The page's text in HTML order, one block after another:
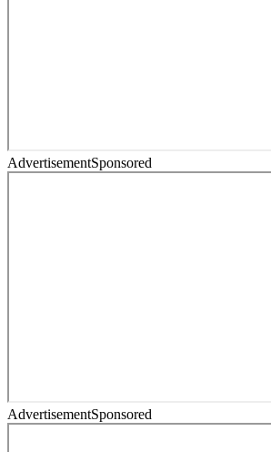
AdvertisementSponsored
AdvertisementSponsored